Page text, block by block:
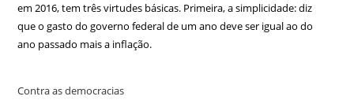
em 2016, tem três virtudes básicas. Primeira, a simplicidade: diz
que o gasto do governo federal de um ano deve ser igual ao do
ano passado mais a inflação.
Contra as democracias